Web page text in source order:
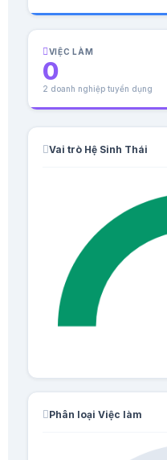
VIỆC LÀM
0
2 doanh nghiệp tuyển dụng
Vai trò Hệ Sinh Thái
Phân loại Việc làm